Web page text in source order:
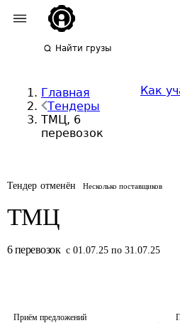
Найти грузы
Главная
Тендеры
ТМЦ, 6
перевозок
Как
Тендер отменён Несколько поставщиков
ТМЦ
6 перевозок с 01.07.25 по 31.07.25
Приём предложений